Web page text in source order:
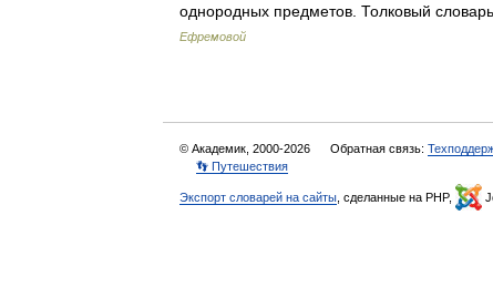
однородных предметов. Толковый
Ефремовой
© Академик, 2000-2026 Обратная связь:
👣 Путешествия
Экспорт словарей на сайты , сделанные на PHP,